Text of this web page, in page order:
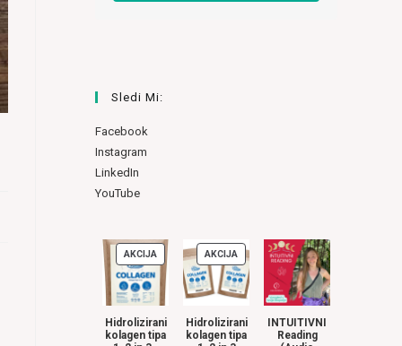
Sledi Mi:
Facebook
Instagram
LinkedIn
YouTube
AKCIJAIZDELKI
V
AKCIJI
Hidrolizirani
kolagen tipa
AKCIJAIZDELKI
V
AKCIJI
Hidrolizirani
kolagen tipa
INTUITIVNI
Reading